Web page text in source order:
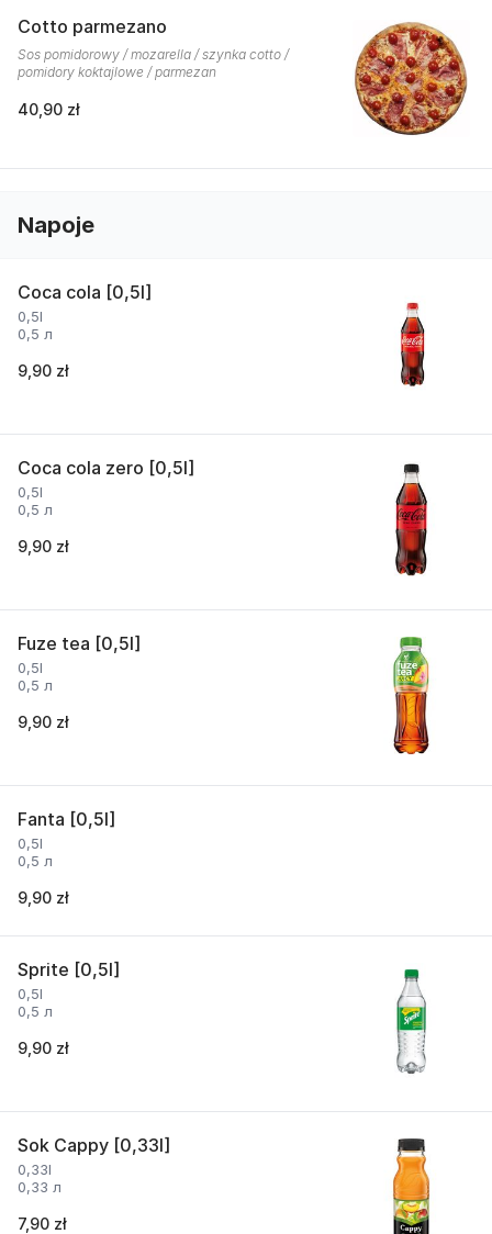
Cotto parmezano
Sos pomidorowy / mozarella / szynka cotto /
pomidory koktajlowe / parmezan
40,90 zł
Napoje
Coca cola [0,5l]
0,5l
0,5 л
9,90 zł
Coca cola zero [0,5l]
0,5l
0,5 л
9,90 zł
Fuze tea [0,5l]
0,5l
0,5 л
9,90 zł
Fanta [0,5l]
0,5l
0,5 л
9,90 zł
Sprite [0,5l]
0,5l
0,5 л
9,90 zł
Sok Cappy [0,33l]
0,33l
0,33 л
7,90 zł